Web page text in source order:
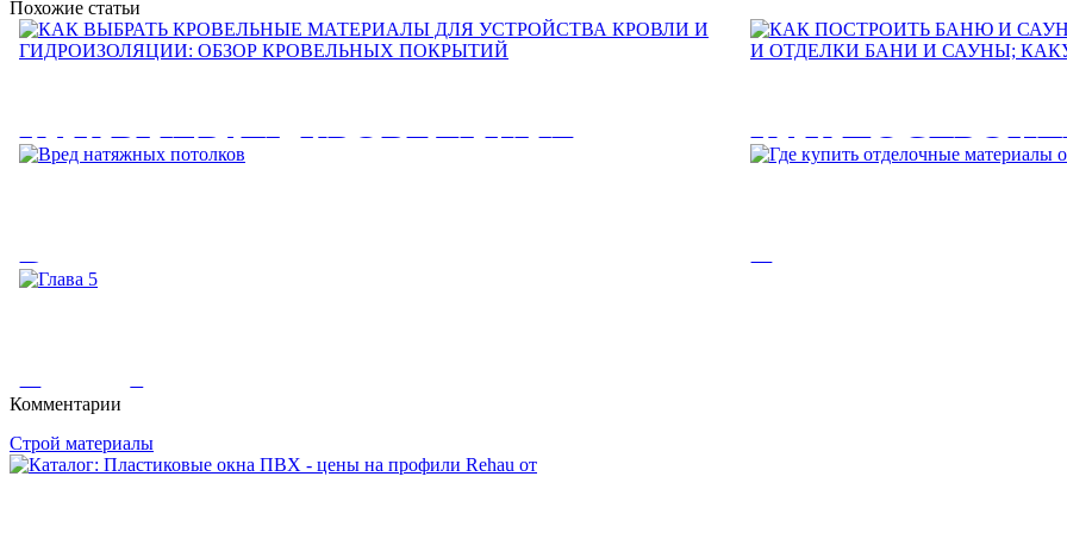
Похожие статьи
КАК ВЫБРАТЬ КРОВЕЛЬНЫЕ
ОБЗОР КРОВЕЛЬНЫХ ПОКРЫТИЙ
КАК
Вред натяжных потолков
Где купить
Глава 5
Глава 5. Освещение. Значение освещения для передачи цвета трудно переоценить. В...
Комментарии
Строй материалы